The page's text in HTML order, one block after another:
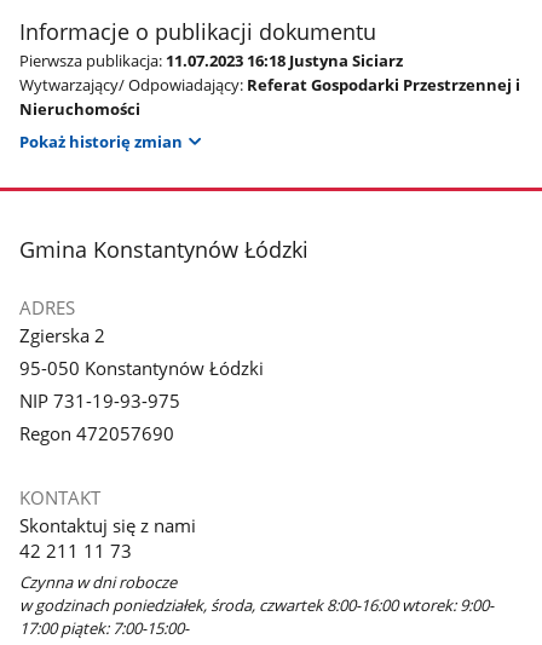
Informacje o publikacji dokumentu
Pierwsza publikacja: 11.07.2023 16:18 Justyna Siciarz
Wytwarzający/ Odpowiadający: Referat Gospodarki Przestrzennej i
Nieruchomości
Pokaż historię zmian
stopka
Gmina Konstantynów Łódzki
ADRES
Zgierska 2
95-050 Konstantynów Łódzki
NIP 731-19-93-975
Regon 472057690
KONTAKT
Skontaktuj się z nami
42 211 11 73
Czynna w dni robocze
w godzinach poniedziałek, środa, czwartek 8:00-16:00 wtorek: 9:00-
17:00 piątek: 7:00-15:00-